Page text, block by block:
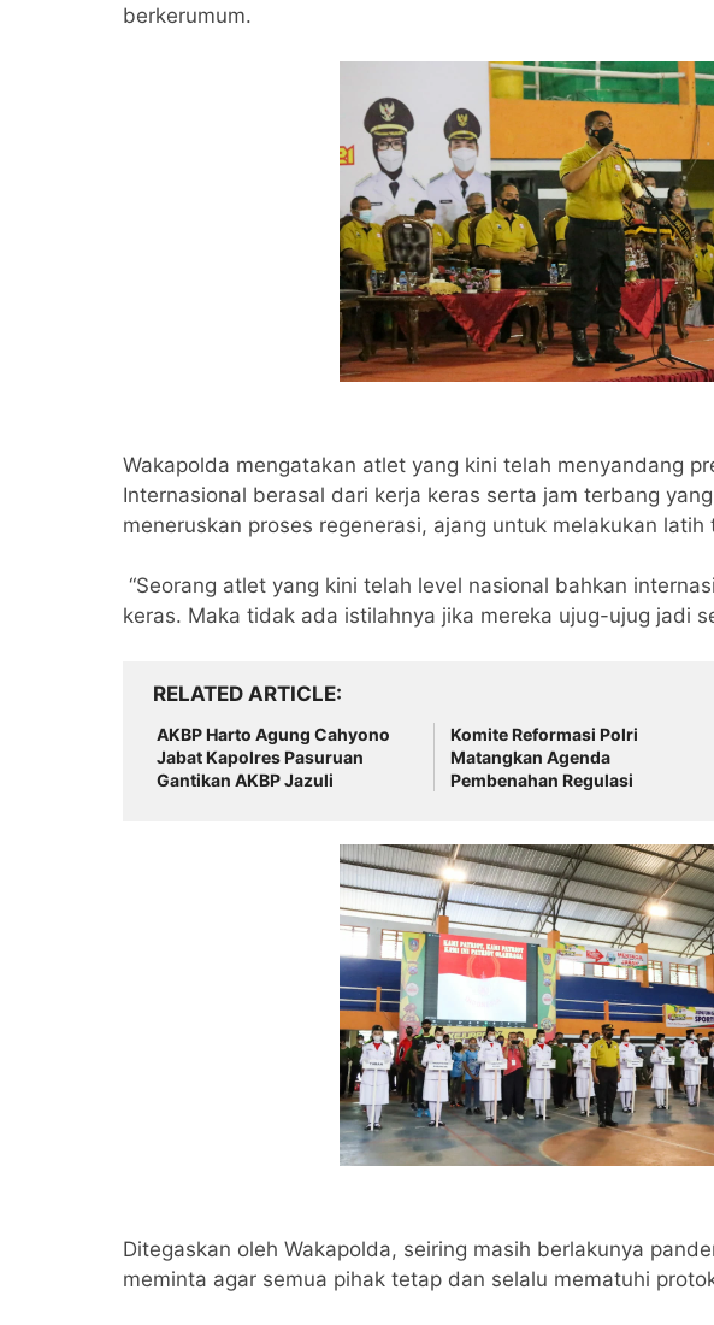
berkerumum.
Wakapolda mengatakan atlet yang kini telah menyandang
Internasional berasal dari kerja keras serta jam terbang
meneruskan proses regenerasi, ajang untuk melakukan
“Seorang atlet yang kini telah level nasional bahkan
keras. Maka tidak ada istilahnya jika mereka ujug-ujug jadi
RELATED ARTICLE
AKBP Harto Agung Cahyono
Jabat Kapolres Pasuruan
Gantikan AKBP Jazuli
Komite Reformasi Polri
Matangkan Agenda
Pembenahan Regulasi
Ditegaskan oleh Wakapolda, seiring masih berlakunya
meminta agar semua pihak tetap dan selalu mematuhi